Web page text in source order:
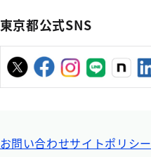
東京都公式SNS
お問い合わせサイトポリシー